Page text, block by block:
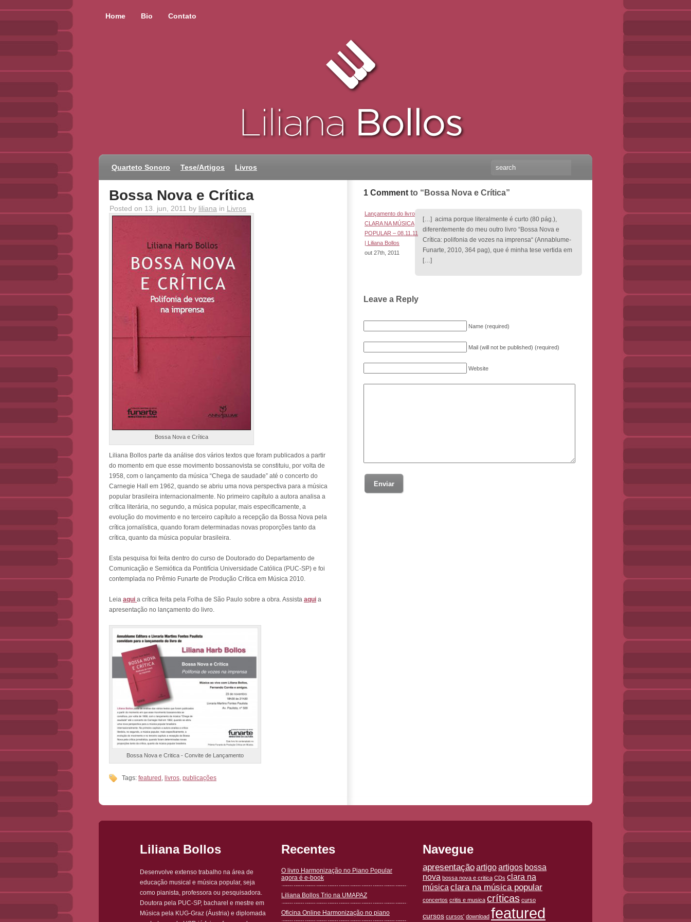
Home Bio Contato
Quarteto Sonoro Tese/Artigos Livros
Bossa Nova e Crítica
Posted on 13. jun, 2011 by liliana in Livros
Bossa Nova e Crítica
Liliana Bollos parte da análise dos vários textos que foram publicados a partir
do momento em que esse movimento bossanovista se constituiu, por volta de
1958, com o lançamento da música “Chega de saudade” até o concerto do
Carnegie Hall em 1962, quando se abriu uma nova perspectiva para a música
popular brasileira internacionalmente. No primeiro capítulo a autora analisa a
crítica literária, no segundo, a música popular, mais especificamente, a
evolução do movimento e no terceiro capítulo a recepção da Bossa Nova pela
crítica jornalística, quando foram determinadas novas proporções tanto da
crítica, quanto da música popular brasileira.
Esta pesquisa foi feita dentro do curso de Doutorado do Departamento de
Comunicação e Semiótica da Pontifícia Universidade Católica (PUC-SP) e foi
contemplada no Prêmio Funarte de Produção Crítica em Música 2010.
Leia aqui a crítica feita pela Folha de São Paulo sobre a obra. Assista aqui a
apresentação no lançamento do livro.
Bossa Nova e Critica - Convite de Lançamento
Tags: featured , livros, publicações
1 Comment to “Bossa Nova e Crítica”
Lançamento do livro
CLARA NA MÚSICA
POPULAR – 08.11.11
| Liliana Bollos
out 27th, 2011
[…] acima porque literalmente é curto (80 pág.),
diferentemente do meu outro livro “Bossa Nova e
Crítica: polifonia de vozes na imprensa“ (Annablume-
Funarte, 2010, 364 pag), que é minha tese vertida em
[…]
Leave a Reply
Name (required)
Mail (will not be published) (required)
Website
Liliana Bollos
Desenvolve extenso trabalho na área de
educação musical e música popular, seja
como pianista, professora ou pesquisadora.
Doutora pela PUC-SP, bacharel e mestre em
Música pela KUG-Graz (Áustria) e diplomada
Recentes
O livro Harmonização no Piano Popular
agora é e-book
Liliana Bollos Trio na UMAPAZ
Oficina Online Harmonização no piano
Navegue
apresentaçãoartigoartigos bossa
nova bossa nova e critica CDs clara na
música clara na música popular
concertos critis e musica críticas curso
cursos cursos' download featured